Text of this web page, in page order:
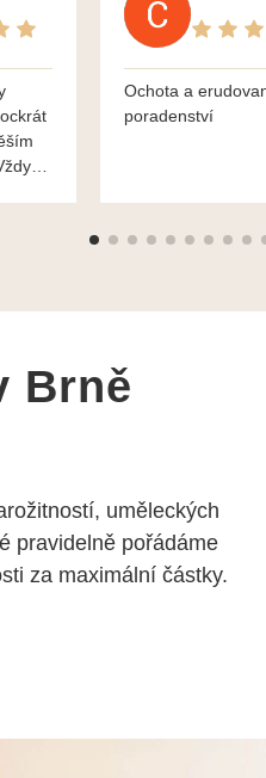
Ochota a
poradenství
Brně
uměleckých
pravidelně pořádáme
za maximální částky.